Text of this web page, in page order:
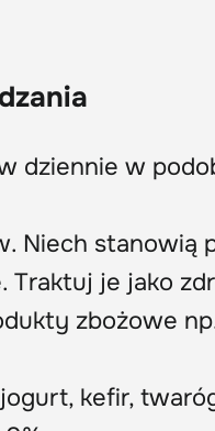
dziennie w
Niech stanowią
Traktuj je jako
zbożowe
jogurt, kefir,